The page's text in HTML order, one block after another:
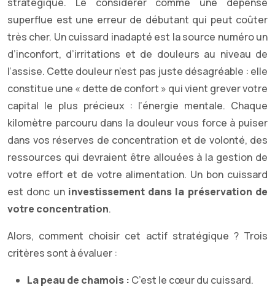
superflue est une erreur de débutant qui peut coûter
très cher. Un cuissard inadapté est la source numéro un
d’inconfort, d’irritations et de douleurs au niveau de
l’assise. Cette douleur n’est pas juste désagréable : elle
constitue une « dette de confort » qui vient grever votre
capital le plus précieux : l’énergie mentale. Chaque
kilomètre parcouru dans la douleur vous force à puiser
dans vos réserves de concentration et de volonté, des
ressources qui devraient être allouées à la gestion de
votre effort et de votre alimentation. Un bon cuissard
est donc un investissement dans la préservation de
votre concentration.
Alors, comment choisir cet actif stratégique ? Trois
critères sont à évaluer :
La peau de chamois : C’est le cœur du cuissard.